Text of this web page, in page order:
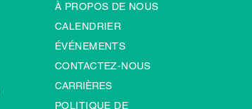
À PROPOS DE NOUS
CALENDRIER
ÉVÉNEMENTS
CONTACTEZ-NOUS
CARRIÈRES
POLITIQUE DE